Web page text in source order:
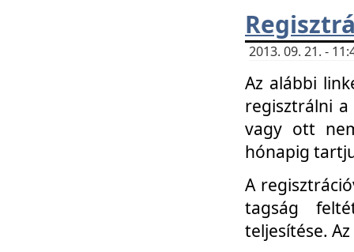
2013. 09. 21. -
Az alábbi
regisztrálni
vagy ott
hónapig
A
tagság
teljesítése.